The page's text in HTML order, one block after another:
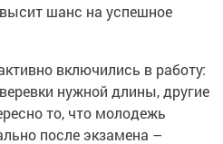
шанс на успешное
включились в работу:
нужной длины, другие
то, что молодежь
после экзамена –